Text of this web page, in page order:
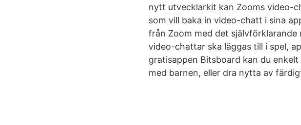
nytt utvecklarkit kan Zooms video-
som vill baka in video-chatt i sina
från Zoom med det
video-chattar ska läggas till i spel,
gratisappen Bitsboard kan du
med barnen, eller dra nytta av